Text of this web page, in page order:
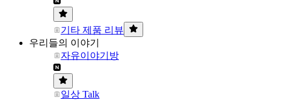
기타 제품 리뷰
우리들의 이야기
자유이야기방
일상 Talk